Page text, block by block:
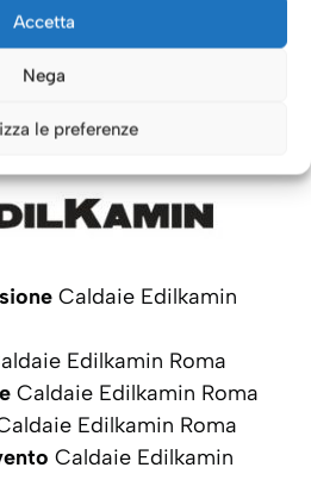
Accetta
Nega
le preferenze
i nostri servizi
Edilkamin
Caldaie Edilkamin
Edilkamin Roma
Caldaie Edilkamin Roma
Edilkamin Roma
Caldaie Edilkamin